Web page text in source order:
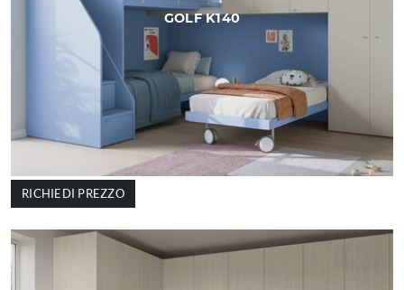
GOLF K140
RICHIEDI PREZZO